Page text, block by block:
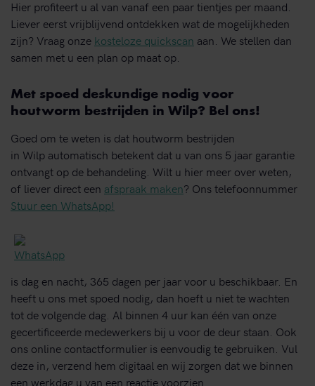
Hier profiteert u al van vanaf een paar tientjes per maand.
Liever eerst vrijblijvend ontdekken wat de mogelijkheden
zijn? Vraag onze kosteloze quickscan aan. We stellen dan
samen met u een plan op maat op.
Met spoed deskundige nodig voor
houtworm bestrijden in Wilp? Bel ons!
Goed om te weten is dat houtworm bestrijden
in Wilp automatisch betekent dat u van ons 5 jaar garantie
ontvangt op de behandeling. Wilt u hier meer over weten,
of liever direct een afspraak maken? Ons telefoonnummer
Stuur een WhatsApp!
is dag en nacht, 365 dagen per jaar voor u beschikbaar. En
heeft u ons met spoed nodig, dan hoeft u niet te wachten
tot de volgende dag. Al binnen 4 uur kan één van onze
gecertificeerde medewerkers bij u voor de deur staan. Ook
ons online contactformulier is eenvoudig te gebruiken. Vul
deze in, verzend hem digitaal en wij zorgen dat we binnen
een werkdag u van een reactie voorzien.